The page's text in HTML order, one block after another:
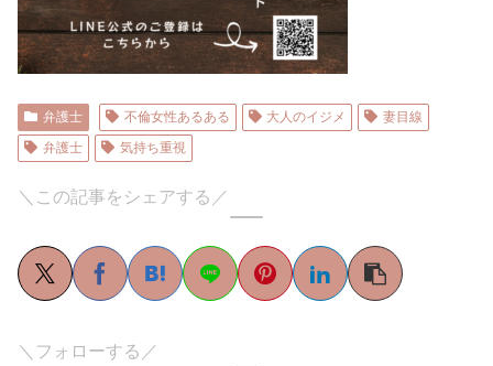
弁護士 不倫女性あるある 大人のイジメ
妻目線
弁護士
気持ち重視
＼この記事をシェアする／
＼フォローする／